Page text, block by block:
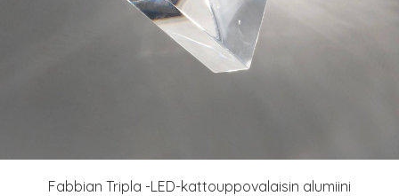
Fabbian Tripla -LED-kattouppovalaisin alumiini